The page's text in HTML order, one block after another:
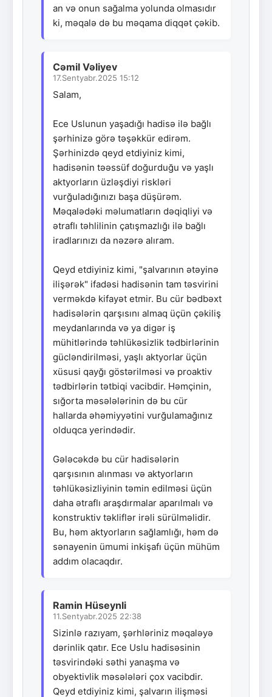
an və onun sağalma yolunda olmasıdır
ki, məqalə də bu məqama diqqət çəkib.
Cəmil Vəliyev
17.Sentyabr.2025 15:12
Salam,
Ece Uslunun yaşadığı hadisə ilə bağlı
şərhinizə görə təşəkkür edirəm.
Şərhinizdə qeyd etdiyiniz kimi,
hadisənin təəssüf doğurduğu və yaşlı
aktyorların üzləşdiyi riskləri
vurğuladığınızı başa düşürəm.
Məqalədəki məlumatların dəqiqliyi və
ətraflı təhlilinin çatışmazlığı ilə bağlı
iradlarınızı da nəzərə alıram.
Qeyd etdiyiniz kimi, "şalvarının ətəyinə
ilişərək" ifadəsi hadisənin tam təsvirini
verməkdə kifayət etmir. Bu cür bədbəxt
hadisələrin qarşısını almaq üçün çəkiliş
meydanlarında və ya digər iş
mühitlərində təhlükəsizlik tədbirlərinin
gücləndirilməsi, yaşlı aktyorlar üçün
xüsusi qayğı göstərilməsi və proaktiv
tədbirlərin tətbiqi vacibdir. Həmçinin,
sığorta məsələlərinin də bu cür
hallarda əhəmiyyətini vurğulamağınız
olduqca yerindədir.
Gələcəkdə bu cür hadisələrin
qarşısının alınması və aktyorların
təhlükəsizliyinin təmin edilməsi üçün
daha ətraflı araşdırmalar aparılmalı və
konstruktiv təkliflər irəli sürülməlidir.
Bu, həm aktyorların sağlamlığı, həm də
sənayenin ümumi inkişafı üçün mühüm
addım olacaqdır.
Ramin Hüseynli
11.Sentyabr.2025 22:38
Sizinlə razıyam, şərhləriniz məqaləyə
dərinlik qatır. Ece Uslu hadisəsinin
təsvirindəki səthi yanaşma və
obyektivlik məsələləri çox vacibdir.
Qeyd etdiyiniz kimi, şalvarın ilişməsi